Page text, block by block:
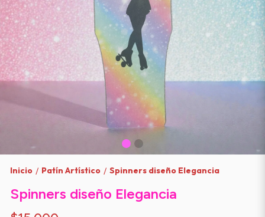
Inicio / Patín Artístico / Spinners diseño Elegancia
Spinners diseño Elegancia